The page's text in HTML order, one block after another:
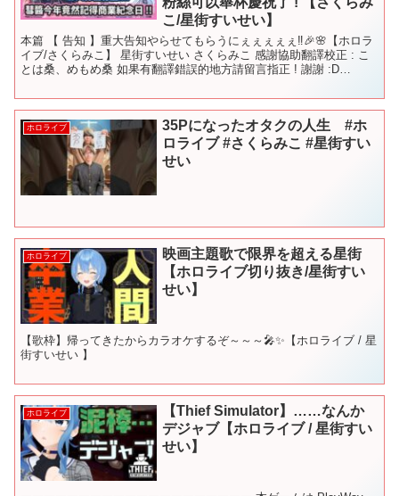
こ/星街すいせい】
本篇 【 告知 】重大告知やらせてもらうにぇぇぇぇぇ‼🎉🌸【ホロラ
イブ/さくらみこ】 星街すいせい さくらみこ 感謝協助翻譯校正 : こ
とは桑、めもめ桑 如果有翻譯錯誤的地方請留言指正 ! 謝謝 :D
ホロライブ
35Pになったオタクの人生 #ホ
ロライブ #さくらみこ #星街すい
せい
ホロライブ
映画主題歌で限界を超える星街
【ホロライブ切り抜き/星街すい
せい】
【歌枠】帰ってきたからカラオケするぞ～～～🎤✨【ホロライブ / 星
街すいせい 】
ホロライブ
【Thief Simulator】……なんか
デジャブ【ホロライブ / 星街すい
せい】